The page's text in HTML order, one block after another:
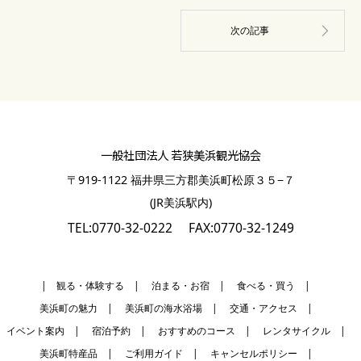
一般社団法人 若狭美浜観光協会
〒919-1122 福井県三方郡美浜町松原３５−７
(JR美浜駅内)
TEL:0770-32-0222 FAX:0770-32-1249
| 観る・体験する | 泊まる・お宿 | 食べる・買う
|
美浜町の魅力 | 美浜町の海水浴場| 交通・アクセス |
イベント案内 | 宿泊予約| おすすめのコース | レンタサイクル|
美浜町特産品| ご利用ガイド | キャンセルポリシー |